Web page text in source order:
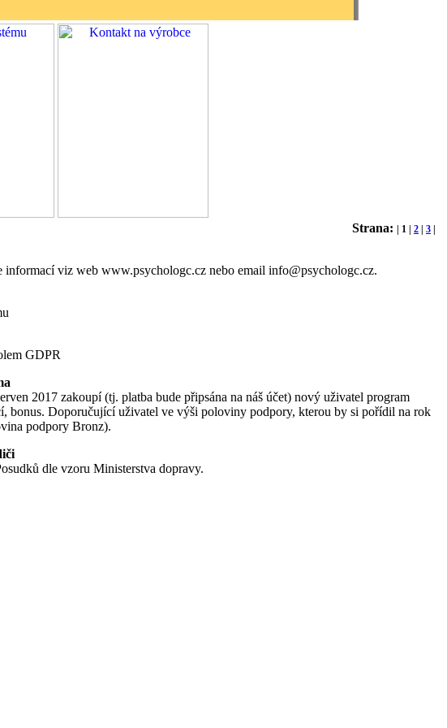
Strana: 1 2 3
viz web www.psychologc.cz nebo email info@psychologc.cz.
GDPR
2017 zakoupí (tj. platba bude připsána na náš účet) nový uživatel program
bonus. Doporučující uživatel ve výši poloviny podpory, kterou by si pořídil na rok
podpory Bronz).
dle vzoru Ministerstva dopravy.